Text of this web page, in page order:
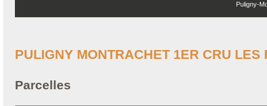
Puligny-
PULIGNY MONTRACHET 1ER CRU LES
Parcelles